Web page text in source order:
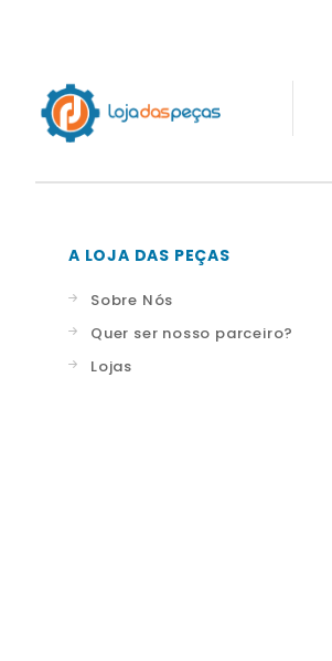
A LOJA DAS PEÇAS
Sobre Nós
Quer ser nosso parceiro?
Lojas